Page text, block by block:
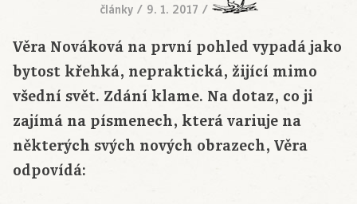
články/ 9. 1. 2017 /
Věra Nováková na první pohled vypadá jako
bytost křehká, nepraktická, žijící mimo
všední svět. Zdání klame. Na dotaz, co ji
zajímá na písmenech, která variuje na
některých svých nových obrazech, Věra
odpovídá: